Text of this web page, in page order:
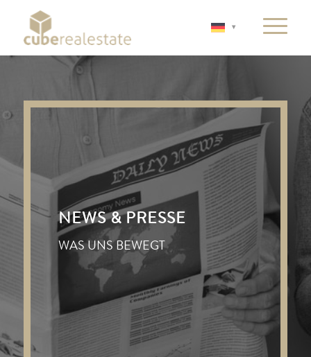
NEWS & PRESSE
WAS UNS BEWEGT